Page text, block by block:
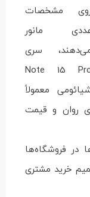
مشخصات
مانور
سری
Note 15
معمولاً
روان و قیمت
فروشگاه‌ها
خرید مشتری